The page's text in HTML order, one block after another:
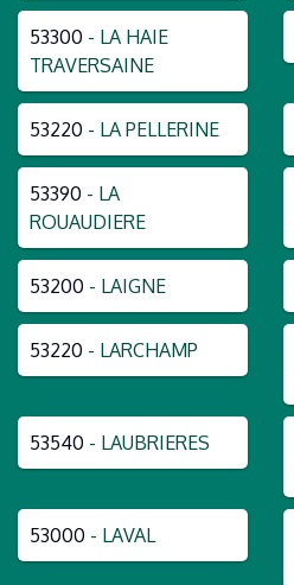
53300 - LA HAIE
TRAVERSAINE
53220 - LA PELLERINE
53390 - LA
ROUAUDIERE
53200 - LAIGNE
53220 - LARCHAMP
53540 - LAUBRIERES
53000 - LAVAL